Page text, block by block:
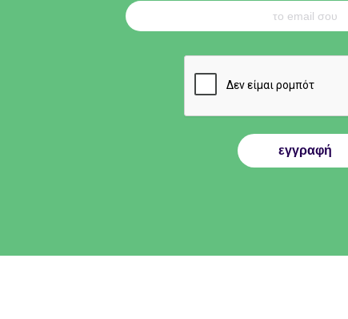
εγγραφή